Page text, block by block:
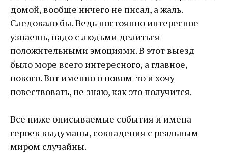
домой, вообще ничего не писал, а жаль.
Следовало бы. Ведь постоянно интересное
узнаешь, надо с людьми делиться
положительными эмоциями. В этот выезд
было море всего интересного, а главное,
нового. Вот именно о новом-то и хочу
повествовать, не знаю, как это получится.
Все ниже описываемые события и имена
героев выдуманы, совпадения с реальным
миром случайны.